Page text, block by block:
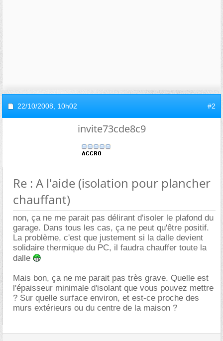
22/10/2008, 10h02 #2
invite73cde8c9
Re : A l'aide (isolation pour plancher
chauffant)
non, ça ne me parait pas délirant d'isoler le plafond du
garage. Dans tous les cas, ça ne peut qu'être positif.
La problème, c'est que justement si la dalle devient
solidaire thermique du PC, il faudra chauffer toute la
dalle
Mais bon, ça ne me parait pas très grave. Quelle est
l'épaisseur minimale d'isolant que vous pouvez mettre
? Sur quelle surface environ, et est-ce proche des
murs extérieurs ou du centre de la maison ?